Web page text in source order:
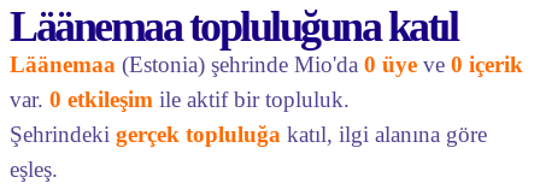
Läänemaa topluluğuna katıl
Läänemaa (Estonia) şehrinde Mio'da 0 üye ve 0 içerik
var. 0 etkileşim ile aktif bir topluluk.
Şehrindeki gerçek topluluğa katıl, ilgi alanına göre
eşleş.